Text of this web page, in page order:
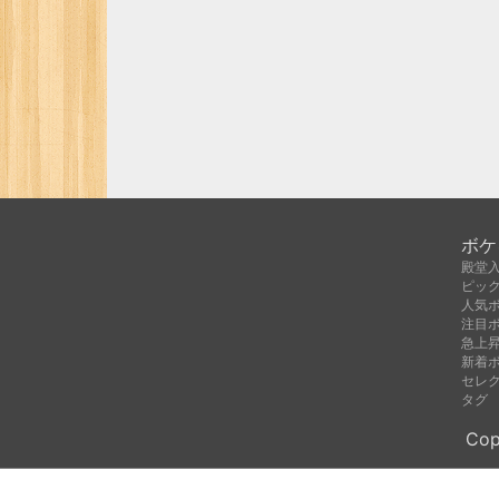
ボ
殿堂
ピッ
人気
注目
急上
新着
セレ
タグ